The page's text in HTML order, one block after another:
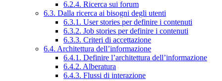
6.2.4. Ricerca sui forum
6.3. Dalla ricerca ai bisogni degli utenti
6.3.1. User stories per definire i contenuti
6.3.2. Job stories per definire i contenuti
6.3.3. Criteri di accettazione
6.4. Architettura dell’informazione
6.4.1. Definire l’architettura dell’informazione
6.4.2. Alberatura
6.4.3. Flussi di interazione